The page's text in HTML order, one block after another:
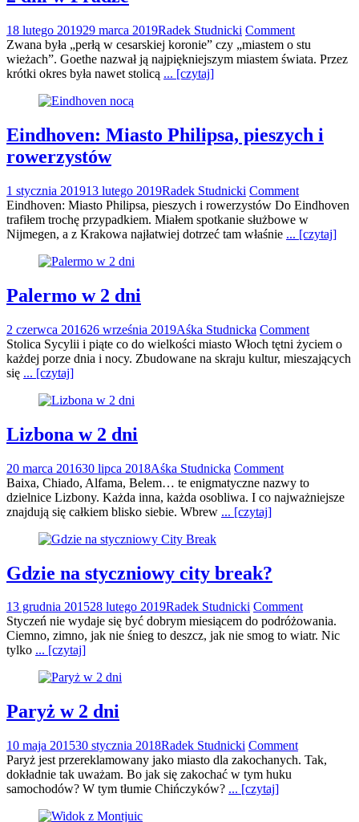
18 lutego 201929 marca 2019Radek Studnicki Comment
Zwana była „perłą w cesarskiej koronie” czy „miastem o stu
wieżach”. Goethe nazwał ją najpiękniejszym miastem świata. Przez
krótki okres była nawet stolicą ... [czytaj]
Eindhoven: Miasto Philipsa, pieszych i
rowerzystów
1 stycznia 201913 lutego 2019Radek Studnicki Comment
Eindhoven: Miasto Philipsa, pieszych i rowerzystów Do Eindhoven
trafiłem trochę przypadkiem. Miałem spotkanie służbowe w
Nijmegen, a z Krakowa najłatwiej dotrzeć tam właśnie ... [czytaj]
Palermo w 2 dni
2 czerwca 201626 września 2019Aśka Studnicka Comment
Stolica Sycylii i piąte co do wielkości miasto Włoch tętni życiem o
każdej porze dnia i nocy. Zbudowane na skraju kultur, mieszających
się ... [czytaj]
Lizbona w 2 dni
20 marca 201630 lipca 2018Aśka Studnicka Comment
Baixa, Chiado, Alfama, Belem… te enigmatyczne nazwy to
dzielnice Lizbony. Każda inna, każda osobliwa. I co najważniejsze
znajdują się całkiem blisko siebie. Wbrew ... [czytaj]
Gdzie na styczniowy city break?
13 grudnia 201528 lutego 2019Radek Studnicki Comment
Styczeń nie wydaje się być dobrym miesiącem do podróżowania.
Ciemno, zimno, jak nie śnieg to deszcz, jak nie smog to wiatr. Nic
tylko ... [czytaj]
Paryż w 2 dni
10 maja 201530 stycznia 2018Radek Studnicki Comment
Paryż jest przereklamowany jako miasto dla zakochanych. Tak,
dokładnie tak uważam. Bo jak się zakochać w tym huku
samochodów? W tym tłumie Chińczyków? ... [czytaj]